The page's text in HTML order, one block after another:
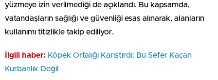
yüzmeye izin verilmediği de açıklandı. Bu kapsamda,
vatandaşların sağlığı ve güvenliği esas alınarak, alanların
kullanımı titizlikle takip ediliyor.
İlgili haber: Köpek Ortalığı Karıştırdı: Bu Sefer Kaçan
Kurbanlık Değil